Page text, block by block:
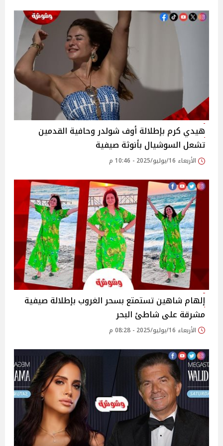
هيدي كرم بإطلالة أوف شولدر وحافية القدمين
تشعل السوشيال بأنوثة صيفية
الأربعاء 16/يوليو/2025 - 10:46 م
إلهام شاهين تستمتع بسحر الغروب بإطلالة صيفية
مشرقة على شاطئ البحر
الأربعاء 16/يوليو/2025 - 08:28 م